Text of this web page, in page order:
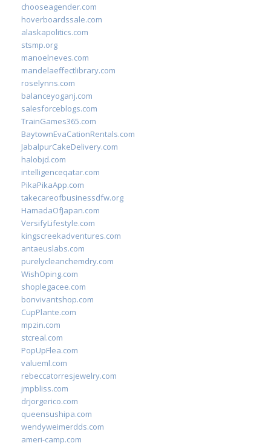
chooseagender.com
hoverboardssale.com
alaskapolitics.com
stsmp.org
manoelneves.com
mandelaeffectlibrary.com
roselynns.com
balanceyoganj.com
salesforceblogs.com
TrainGames365.com
BaytownEvaCationRentals.com
JabalpurCakeDelivery.com
halobjd.com
intelligenceqatar.com
PikaPikaApp.com
takecareofbusinessdfw.org
HamadaOfJapan.com
VersifyLifestyle.com
kingscreekadventures.com
antaeuslabs.com
purelycleanchemdry.com
WishOping.com
shoplegacee.com
bonvivantshop.com
CupPlante.com
mpzin.com
stcreal.com
PopUpFlea.com
valueml.com
rebeccatorresjewelry.com
jmpbliss.com
drjorgerico.com
queensushipa.com
wendyweimerdds.com
ameri-camp.com